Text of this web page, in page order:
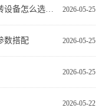
2026-05-25
2026-05-25
数搭配
2026-05-25
2026-05-22